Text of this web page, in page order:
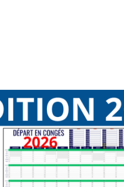
2026 / Pack d'affichage
avec support mural